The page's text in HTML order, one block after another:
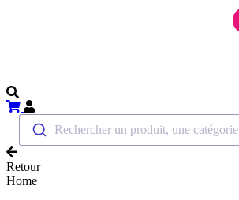
Rechercher un produit, une catégorie
Retour
Home